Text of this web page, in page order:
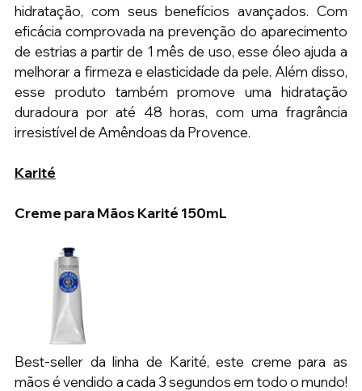
hidratação, com seus benefícios avançados. Com
eficácia comprovada na prevenção do aparecimento
de estrias a partir de 1 mês de uso, esse óleo ajuda a
melhorar a firmeza e elasticidade da pele. Além disso,
esse produto também promove uma hidratação
duradoura por até 48 horas, com uma fragrância
irresistível de Amêndoas da Provence.
Karité
Creme para Mãos Karité 150mL
Best-seller da linha de Karité, este creme para as
mãos é vendido a cada 3 segundos em todo o mundo!